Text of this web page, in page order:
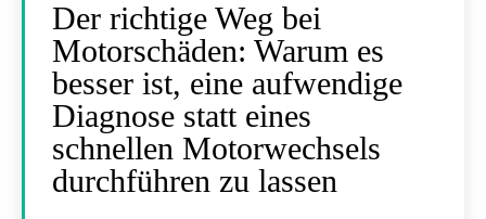
Der richtige Weg bei
Motorschäden: Warum es
besser ist, eine aufwendige
Diagnose statt eines
schnellen Motorwechsels
durchführen zu lassen